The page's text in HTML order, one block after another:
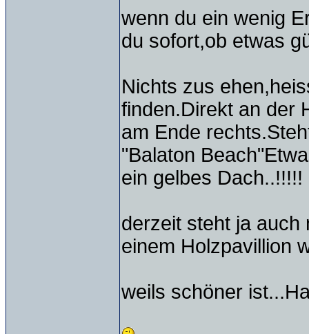
wenn du ein wenig
du sofort,ob etwas
Nichts zus
finden.Direkt an der
am Ende
"Balaton
ein gelbes Dach..!!!!!
derzeit steht ja auch
einem Holzpavillion
weils schöner